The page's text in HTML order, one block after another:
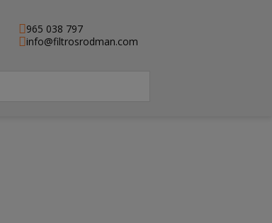
965 038 797
info@filtrosrodman.com